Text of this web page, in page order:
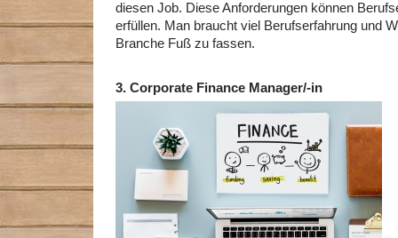
diesen Job. Diese Anforderungen können
erfüllen. Man braucht viel Berufserfahrung und
Branche Fuß zu fassen.
3. Corporate Finance Manager/-in